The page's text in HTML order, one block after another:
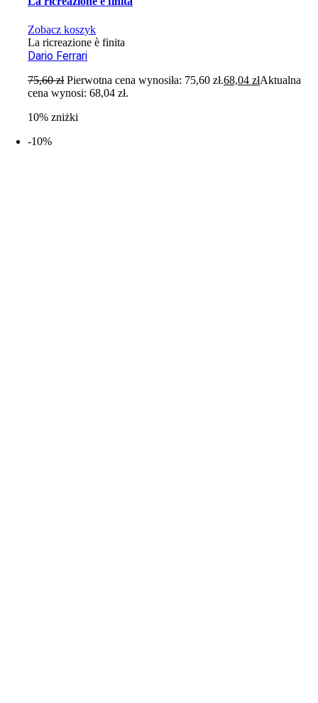
Zobacz koszyk
La ricreazione è finita
Dario Ferrari
75,60zł Pierwotna cena wynosiła: 75,60 zł.68,04złAktualna
cena wynosi: 68,04 zł.
10% zniżki
-10%